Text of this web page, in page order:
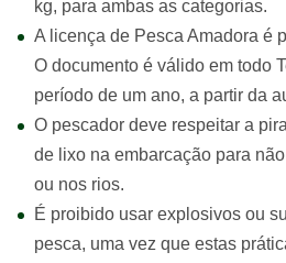
kg, para ambas as categorias.
A licença de Pesca Amadora é
O documento é válido em todo
período de um ano, a partir da
O pescador deve respeitar a
de lixo na embarcação para
ou nos rios.
É proibido usar explosivos ou
pesca, uma vez que estas